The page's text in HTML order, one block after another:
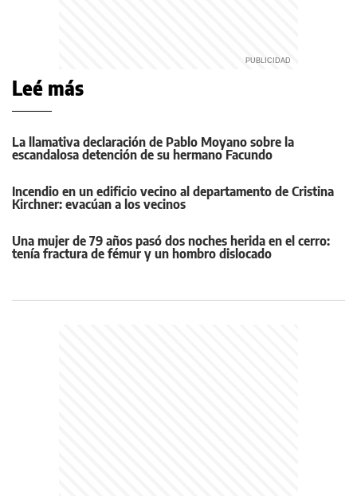
Leé más
La llamativa declaración de Pablo Moyano sobre la
escandalosa detención de su hermano Facundo
Incendio en un edificio vecino al departamento de Cristina
Kirchner: evacúan a los vecinos
Una mujer de 79 años pasó dos noches herida en el cerro:
tenía fractura de fémur y un hombro dislocado